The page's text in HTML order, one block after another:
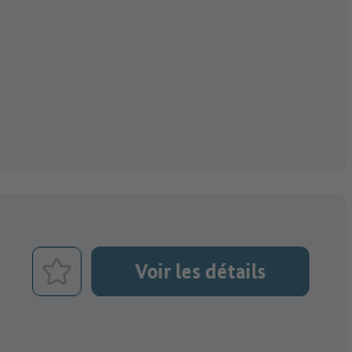
Retenir le job
Voir les détails